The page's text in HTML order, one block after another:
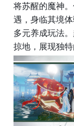
将苏醒的魔神
遇，身临其境
多元养成玩法
掠地，展现独特